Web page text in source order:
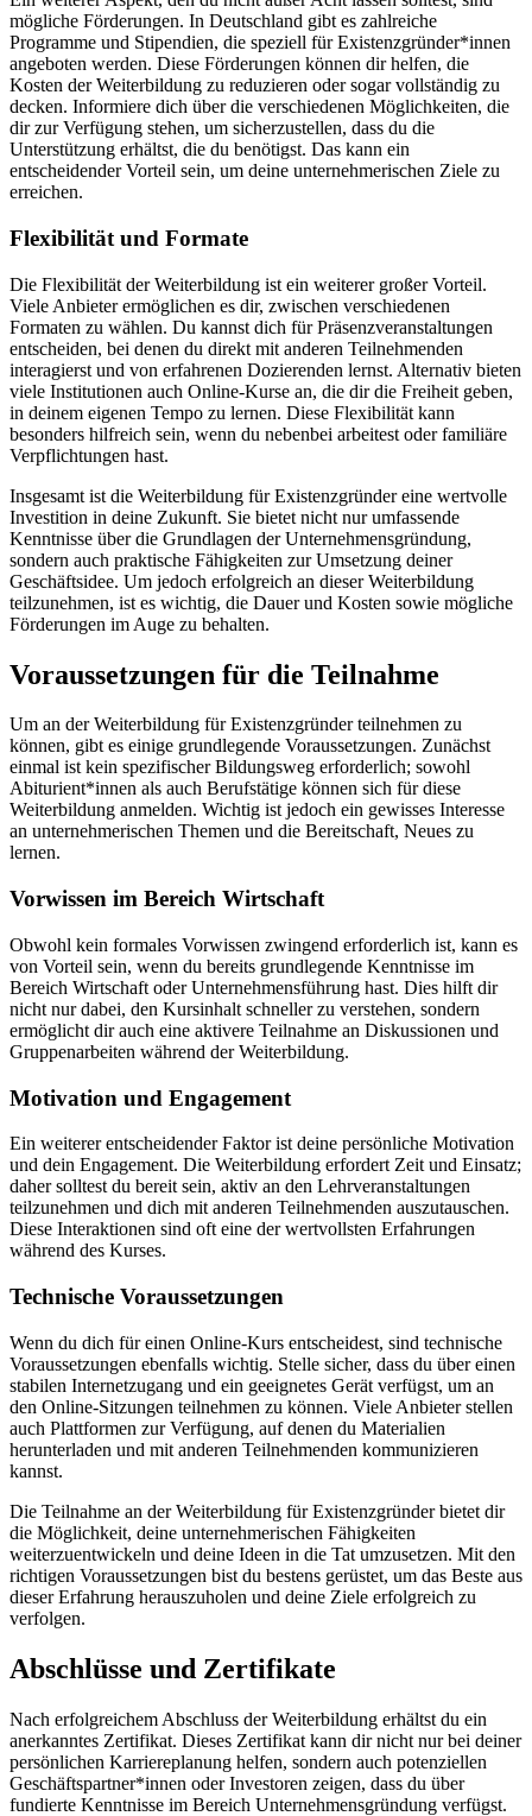
mögliche Förderungen. In Deutschland gibt es zahlreiche
Programme und Stipendien, die speziell für Existenzgründer*innen
angeboten werden. Diese Förderungen können dir helfen, die
Kosten der Weiterbildung zu reduzieren oder sogar vollständig zu
decken. Informiere dich über die verschiedenen Möglichkeiten, die
dir zur Verfügung stehen, um sicherzustellen, dass du die
Unterstützung erhältst, die du benötigst. Das kann ein
entscheidender Vorteil sein, um deine unternehmerischen Ziele zu
erreichen.
Flexibilität und Formate
Die Flexibilität der Weiterbildung ist ein weiterer großer Vorteil.
Viele Anbieter ermöglichen es dir, zwischen verschiedenen
Formaten zu wählen. Du kannst dich für Präsenzveranstaltungen
entscheiden, bei denen du direkt mit anderen Teilnehmenden
interagierst und von erfahrenen Dozierenden lernst. Alternativ bieten
viele Institutionen auch Online-Kurse an, die dir die Freiheit geben,
in deinem eigenen Tempo zu lernen. Diese Flexibilität kann
besonders hilfreich sein, wenn du nebenbei arbeitest oder familiäre
Verpflichtungen hast.
Insgesamt ist die Weiterbildung für Existenzgründer eine wertvolle
Investition in deine Zukunft. Sie bietet nicht nur umfassende
Kenntnisse über die Grundlagen der Unternehmensgründung,
sondern auch praktische Fähigkeiten zur Umsetzung deiner
Geschäftsidee. Um jedoch erfolgreich an dieser Weiterbildung
teilzunehmen, ist es wichtig, die Dauer und Kosten sowie mögliche
Förderungen im Auge zu behalten.
Voraussetzungen für die Teilnahme
Um an der Weiterbildung für Existenzgründer teilnehmen zu
können, gibt es einige grundlegende Voraussetzungen. Zunächst
einmal ist kein spezifischer Bildungsweg erforderlich; sowohl
Abiturient*innen als auch Berufstätige können sich für diese
Weiterbildung anmelden. Wichtig ist jedoch ein gewisses Interesse
an unternehmerischen Themen und die Bereitschaft, Neues zu
lernen.
Vorwissen im Bereich Wirtschaft
Obwohl kein formales Vorwissen zwingend erforderlich ist, kann es
von Vorteil sein, wenn du bereits grundlegende Kenntnisse im
Bereich Wirtschaft oder Unternehmensführung hast. Dies hilft dir
nicht nur dabei, den Kursinhalt schneller zu verstehen, sondern
ermöglicht dir auch eine aktivere Teilnahme an Diskussionen und
Gruppenarbeiten während der Weiterbildung.
Motivation und Engagement
Ein weiterer entscheidender Faktor ist deine persönliche Motivation
und dein Engagement. Die Weiterbildung erfordert Zeit und Einsatz;
daher solltest du bereit sein, aktiv an den Lehrveranstaltungen
teilzunehmen und dich mit anderen Teilnehmenden auszutauschen.
Diese Interaktionen sind oft eine der wertvollsten Erfahrungen
während des Kurses.
Technische Voraussetzungen
Wenn du dich für einen Online-Kurs entscheidest, sind technische
Voraussetzungen ebenfalls wichtig. Stelle sicher, dass du über einen
stabilen Internetzugang und ein geeignetes Gerät verfügst, um an
den Online-Sitzungen teilnehmen zu können. Viele Anbieter stellen
auch Plattformen zur Verfügung, auf denen du Materialien
herunterladen und mit anderen Teilnehmenden kommunizieren
kannst.
Die Teilnahme an der Weiterbildung für Existenzgründer bietet dir
die Möglichkeit, deine unternehmerischen Fähigkeiten
weiterzuentwickeln und deine Ideen in die Tat umzusetzen. Mit den
richtigen Voraussetzungen bist du bestens gerüstet, um das Beste aus
dieser Erfahrung herauszuholen und deine Ziele erfolgreich zu
verfolgen.
Abschlüsse und Zertifikate
Nach erfolgreichem Abschluss der Weiterbildung erhältst du ein
anerkanntes Zertifikat. Dieses Zertifikat kann dir nicht nur bei deiner
persönlichen Karriereplanung helfen, sondern auch potenziellen
Geschäftspartner*innen oder Investoren zeigen, dass du über
fundierte Kenntnisse im Bereich Unternehmensgründung verfügst.